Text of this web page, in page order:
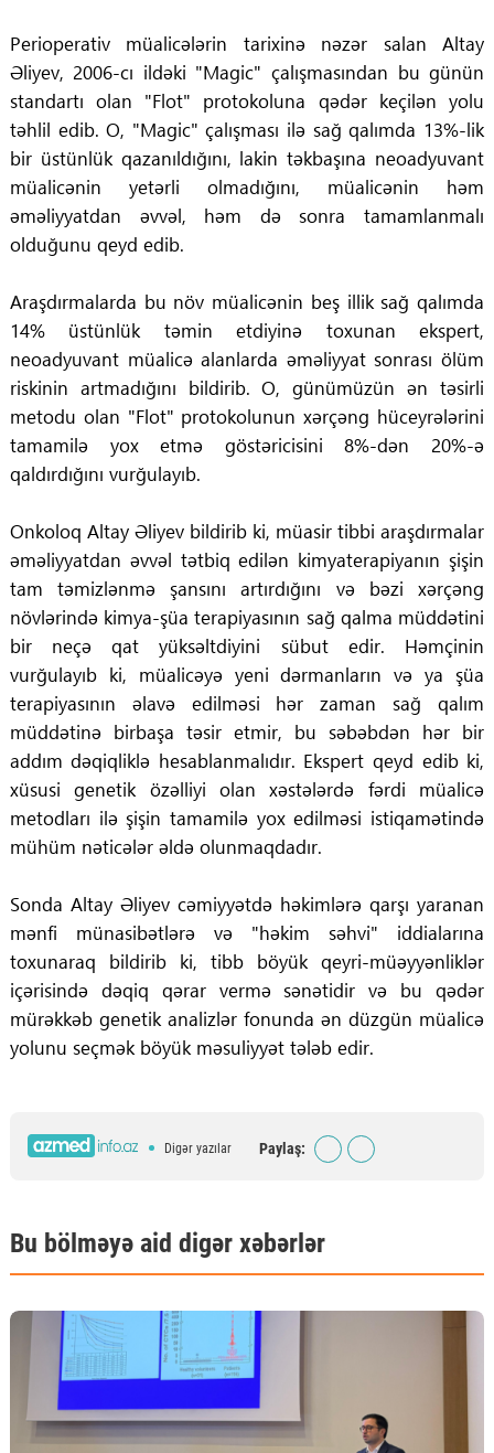
Perioperativ müalicələrin tarixinə nəzər salan Altay
Əliyev, 2006-cı ildəki "Magic" çalışmasından bu günün
standartı olan "Flot" protokoluna qədər keçilən yolu
təhlil edib. O, "Magic" çalışması ilə sağ qalımda 13%-lik
bir üstünlük qazanıldığını, lakin təkbaşına neoadyuvant
müalicənin yetərli olmadığını, müalicənin həm
əməliyyatdan əvvəl, həm də sonra tamamlanmalı
olduğunu qeyd edib.
Araşdırmalarda bu növ müalicənin beş illik sağ qalımda
14% üstünlük təmin etdiyinə toxunan ekspert,
neoadyuvant müalicə alanlarda əməliyyat sonrası ölüm
riskinin artmadığını bildirib. O, günümüzün ən təsirli
metodu olan "Flot" protokolunun xərçəng hüceyrələrini
tamamilə yox etmə göstəricisini 8%-dən 20%-ə
qaldırdığını vurğulayıb.
Onkoloq Altay Əliyev bildirib ki, müasir tibbi araşdırmalar
əməliyyatdan əvvəl tətbiq edilən kimyaterapiyanın şişin
tam təmizlənmə şansını artırdığını və bəzi xərçəng
növlərində kimya-şüa terapiyasının sağ qalma müddətini
bir neçə qat yüksəltdiyini sübut edir. Həmçinin
vurğulayıb ki, müalicəyə yeni dərmanların və ya şüa
terapiyasının əlavə edilməsi hər zaman sağ qalım
müddətinə birbaşa təsir etmir, bu səbəbdən hər bir
addım dəqiqliklə hesablanmalıdır. Ekspert qeyd edib ki,
xüsusi genetik özəlliyi olan xəstələrdə fərdi müalicə
metodları ilə şişin tamamilə yox edilməsi istiqamətində
mühüm nəticələr əldə olunmaqdadır.
Sonda Altay Əliyev cəmiyyətdə həkimlərə qarşı yaranan
mənfi münasibətlərə və "həkim səhvi" iddialarına
toxunaraq bildirib ki, tibb böyük qeyri-müəyyənliklər
içərisində dəqiq qərar vermə sənətidir və bu qədər
mürəkkəb genetik analizlər fonunda ən düzgün müalicə
yolunu seçmək böyük məsuliyyət tələb edir.
Digər yazılar Paylaş:
Bu bölməyə aid digər xəbərlər